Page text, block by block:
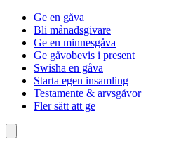
Ge en gåva
Bli månadsgivare
Ge en minnesgåva
Ge gåvobevis i present
Swisha en gåva
Starta egen insamling
Testamente & arvsgåvor
Fler sätt att ge